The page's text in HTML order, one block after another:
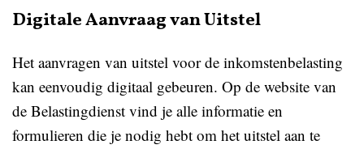
Digitale Aanvraag van Uitstel
Het aanvragen van uitstel voor de inkomstenbelasting
kan eenvoudig digitaal gebeuren. Op de website van
de Belastingdienst vind je alle informatie en
formulieren die je nodig hebt om het uitstel aan te